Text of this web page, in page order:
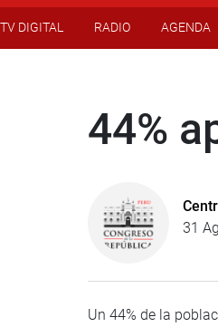
TV DIGITAL RADIO AGENDA
44%
31
Un 44% de la